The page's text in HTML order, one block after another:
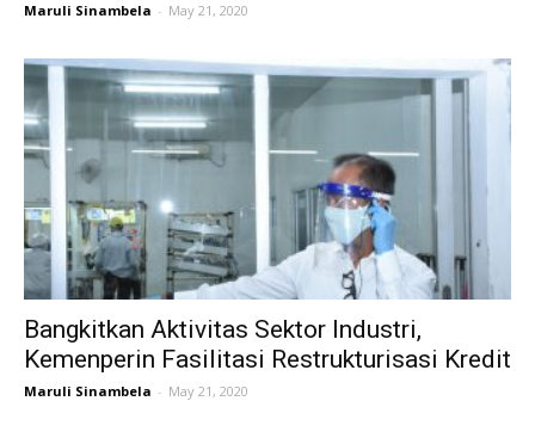
Maruli Sinambela - May 21, 2020
Bangkitkan Aktivitas Sektor Industri,
Kemenperin Fasilitasi Restrukturisasi Kredit
Maruli Sinambela - May 21, 2020